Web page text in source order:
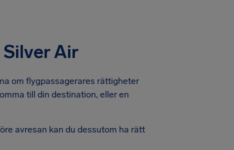
Air
om flygpassagerares rättigheter
till din destination, eller en
avresan kan du dessutom ha rätt